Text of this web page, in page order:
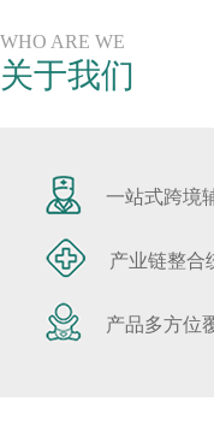
WHO ARE WE
关于我们
一站式跨境
产业链整合
产品多方位